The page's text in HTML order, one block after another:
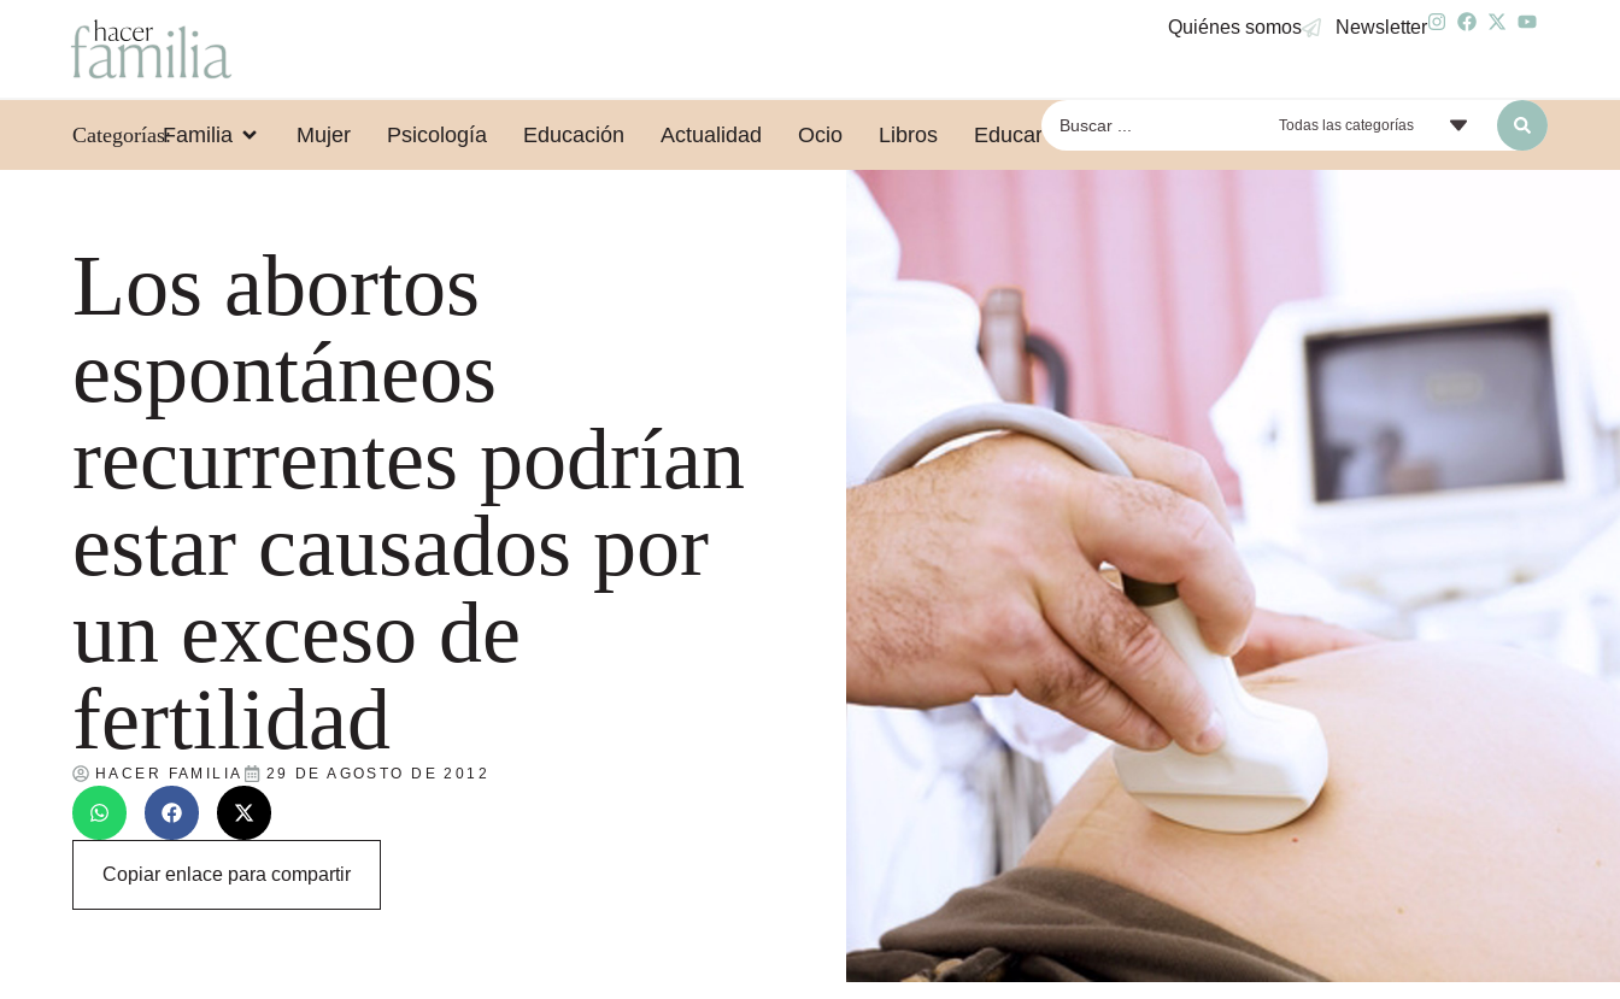
Quiénes somos Newsletter
Categorías:Familia Mujer Psicología Educación Actualidad Ocio Libros Educar leyendo Todas las categorías
Los abortos
espontáneos
recurrentes podrían
estar causados por
un exceso de
fertilidad
HACER FAMILIA 29 DE AGOSTO DE 2012
Copiar enlace para compartir